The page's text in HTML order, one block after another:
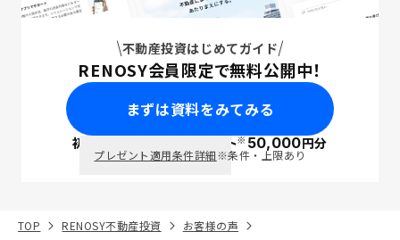
不動産投資はじめてガイド
RENOSY会員限定で無料公開中！
まずは資料をみてみる
初回面談で ポイント※50,000円分
プレゼント適用条件詳細※条件・上限あり
TOP RENOSY不動産投資
お客様の声